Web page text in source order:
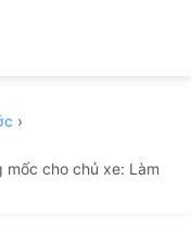
›
mốc cho chủ xe: Làm